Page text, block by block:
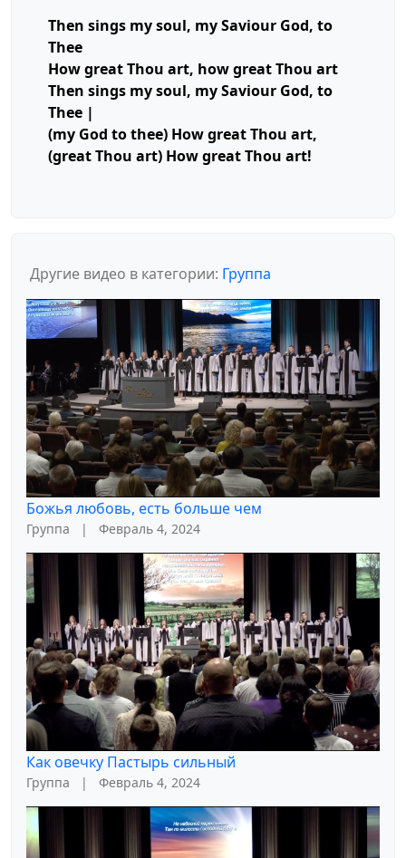
Then sings my soul, my Saviour God, to
Thee
How great Thou art, how great Thou art
Then sings my soul, my Saviour God, to
Thee |
(my God to thee) How great Thou art,
(great Thou art) How great Thou art!
Другие видео в категории: Группа
Божья любовь, есть больше чем
Группа | Февраль 4, 2024
Как овечку Пастырь сильный
Группа | Февраль 4, 2024